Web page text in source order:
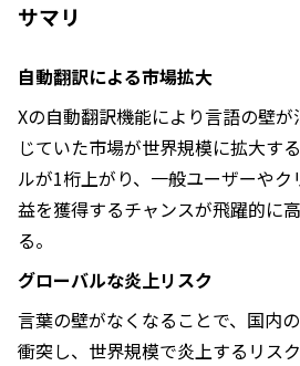
サマリ
自動翻訳による市場拡大
Xの自動翻訳機能により言語の壁
じていた市場が世界規模に拡大す
ルが1桁上がり、一般ユーザーや
益を獲得するチャンスが飛躍的に
る。
グローバルな炎上リスク
言葉の壁がなくなることで、国内
衝突し、世界規模で炎上するリス